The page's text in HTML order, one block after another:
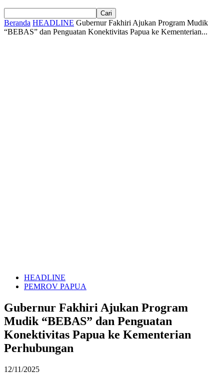
Beranda HEADLINE Gubernur Fakhiri Ajukan Program Mudik
“BEBAS” dan Penguatan Konektivitas Papua ke Kementerian...
HEADLINE
PEMROV PAPUA
Gubernur Fakhiri Ajukan Program
Mudik “BEBAS” dan Penguatan
Konektivitas Papua ke Kementerian
Perhubungan
12/11/2025